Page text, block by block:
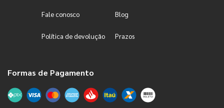
Fale conosco Blog
Política de devolução Prazos
Formas de Pagamento